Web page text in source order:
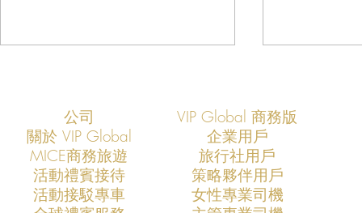
VIP Global成功支援COMPUTEX
VIP Global成
公司
VIP Global 商務版
關於 VIP Global
企業用戶
​MICE商務旅遊
旅行社用戶
​活動禮賓接待
策略夥伴用戶
活動接駁專車
​女性專業司機